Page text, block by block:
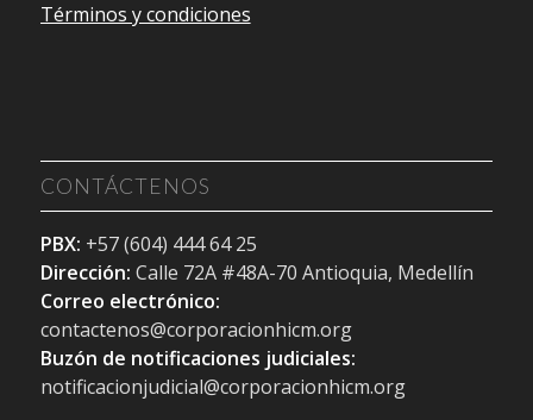
Términos y condiciones
CONTÁCTENOS
PBX: +57 (604) 444 64 25
Dirección: Calle 72A #48A-70 Antioquia, Medellín
Correo electrónico:
contactenos@corporacionhicm.org
Buzón de notificaciones judiciales:
notificacionjudicial@corporacionhicm.org